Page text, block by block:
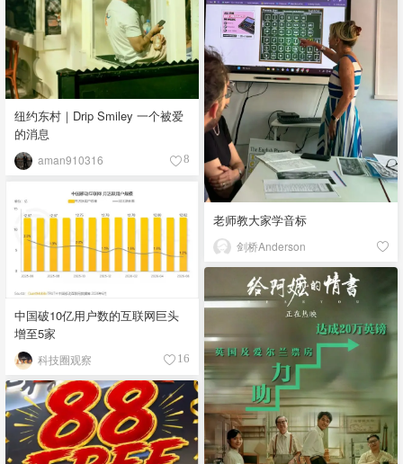
纽约东村｜Drip Smiley 一个被爱
的消息
aman910316 8
老师教大家学音标
剑桥Anderson
中国破10亿用户数的互联网巨头
增至5家
科技圈观察 16